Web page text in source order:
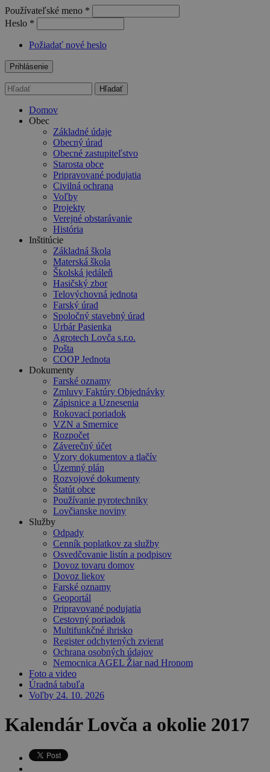
Používateľské meno *
Heslo *
Požiadať nové heslo
Hľadať
Domov
Obec
Základné údaje
Obecný úrad
Obecné zastupiteľstvo
Starosta obce
Pripravované podujatia
Civilná ochrana
Voľby
Projekty
Verejné obstarávanie
História
Inštitúcie
Základná škola
Materská škola
Školská jedáleň
Hasičský zbor
Telovýchovná jednota
Farský úrad
Spoločný stavebný úrad
Urbár Pasienka
Agrotech Lovča s.r.o.
Pošta
COOP Jednota
Dokumenty
Farské oznamy
Zmluvy Faktúry Objednávky
Zápisnice a Uznesenia
Rokovací poriadok
VZN a Smernice
Rozpočet
Záverečný účet
Vzory dokumentov a tlačív
Územný plán
Rozvojové dokumenty
Štatút obce
Používanie pyrotechniky
Lovčianske noviny
Služby
Odpady
Cenník poplatkov za služby
Osvedčovanie listín a podpisov
Dovoz tovaru domov
Dovoz liekov
Farské oznamy
Geoportál
Pripravované podujatia
Cestovný poriadok
Multifunkčné ihrisko
Register odchytených zvierat
Ochrana osobných údajov
Nemocnica AGEL Žiar nad Hronom
Foto a video
Úradná tabuľa
Voľby 24. 10. 2026
Kalendár Lovča a okolie 2017